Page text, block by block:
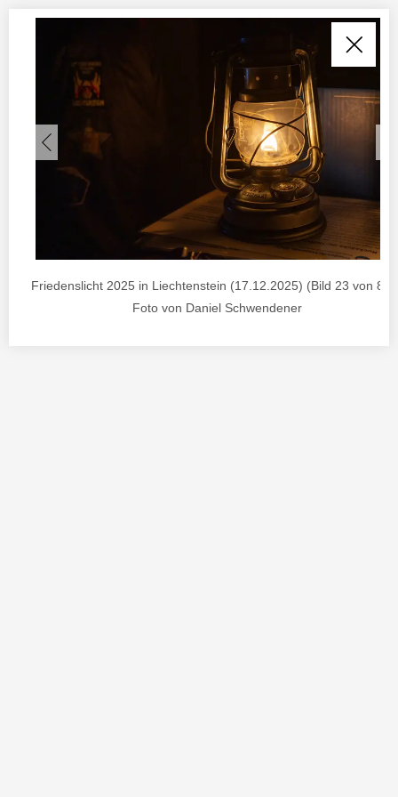
Friedenslicht 2025 in Liechtenstein (17.12.2025) (Bild 23 von 85)
Foto von Daniel Schwendener